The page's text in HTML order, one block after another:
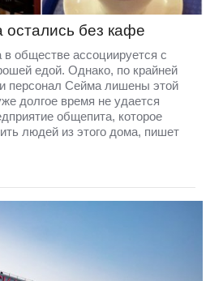
без кафе
обществе ассоциируется с
едой. Однако, по крайней
персонал Сейма лишены этой
долгое время не удается
общепита, которое
людей из этого дома, пишет